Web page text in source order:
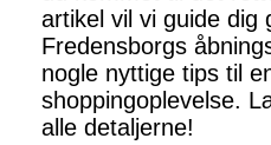
artikel vil vi guide dig
Fredensborgs
nogle nyttige tips til
shoppingoplevelse.
alle detaljerne!